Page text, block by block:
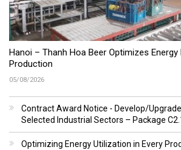
Hanoi – Thanh Hoa Beer Optimizes Energy
Production
05/08/2026
Contract Award Notice - Develop/
Selected Industrial Sectors – Package
Optimizing Energy Utilization in Every